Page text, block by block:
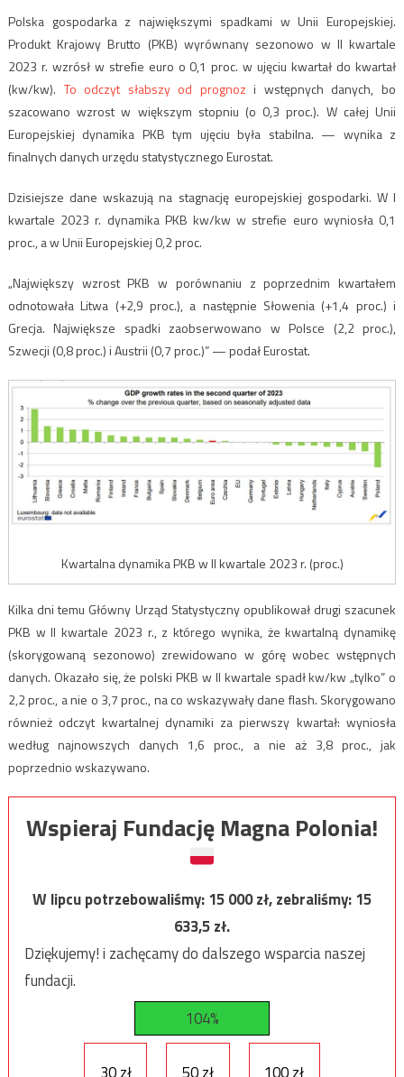
Polska gospodarka z największymi spadkami w Unii Europejskiej.
Produkt Krajowy Brutto (PKB) wyrównany sezonowo w II kwartale
2023 r. wzrósł w strefie euro o 0,1 proc. w ujęciu kwartał do kwartał
(kw/kw). To odczyt słabszy od prognoz i wstępnych danych, bo
szacowano wzrost w większym stopniu (o 0,3 proc.). W całej Unii
Europejskiej dynamika PKB tym ujęciu była stabilna. — wynika z
finalnych danych urzędu statystycznego Eurostat.
Dzisiejsze dane wskazują na stagnację europejskiej gospodarki. W I
kwartale 2023 r. dynamika PKB kw/kw w strefie euro wyniosła 0,1
proc., a w Unii Europejskiej 0,2 proc.
„Największy wzrost PKB w porównaniu z poprzednim kwartałem
odnotowała Litwa (+2,9 proc.), a następnie Słowenia (+1,4 proc.) i
Grecja. Największe spadki zaobserwowano w Polsce (2,2 proc.),
Szwecji (0,8 proc.) i Austrii (0,7 proc.)” — podał Eurostat.
Kwartalna dynamika PKB w II kwartale 2023 r. (proc.)
Kilka dni temu Główny Urząd Statystyczny opublikował drugi szacunek
PKB w II kwartale 2023 r., z którego wynika, że kwartalną dynamikę
(skorygowaną sezonowo) zrewidowano w górę wobec wstępnych
danych. Okazało się, że polski PKB w II kwartale spadł kw/kw „tylko” o
2,2 proc., a nie o 3,7 proc., na co wskazywały dane flash. Skorygowano
również odczyt kwartalnej dynamiki za pierwszy kwartał: wyniosła
według najnowszych danych 1,6 proc., a nie aż 3,8 proc., jak
poprzednio wskazywano.
Wspieraj Fundację Magna Polonia!
W lipcu potrzebowaliśmy:15 000zł, zebraliśmy:15
633,5zł.
Dziękujemy! i zachęcamy do dalszego wsparcia naszej
fundacji.
104%